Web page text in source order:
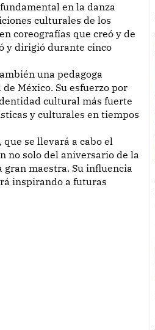
culturales de los
coreografías que creó y de
y dirigió durante cinco
una pedagoga
México. Su esfuerzo por
cultural más fuerte
y culturales en tiempos
que se llevará a cabo el
no solo del aniversario de la
gran maestra. Su influencia
inspirando a futuras